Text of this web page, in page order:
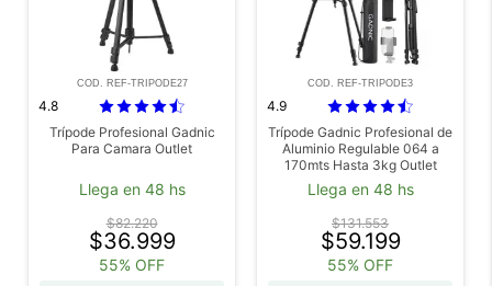
COD. REF-TRIPODE27
4.8
Trípode Profesional Gadnic
Para Camara Outlet
Llega en 48 hs
$82.220
$36.999
55% OFF
COD. REF-TRIPODE3
4.9
Trípode Gadnic Profesional de
Aluminio Regulable 064 a
170mts Hasta 3kg Outlet
Llega en 48 hs
$131.553
$59.199
55% OFF